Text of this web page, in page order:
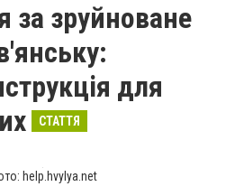
за зруйноване
для
СТАТТЯ
help.hvylya.net